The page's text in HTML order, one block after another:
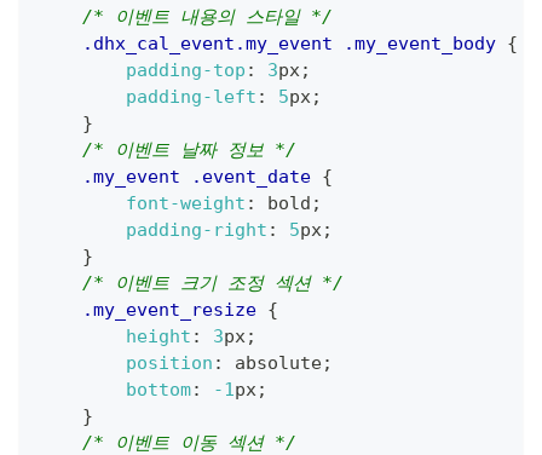
/* 이벤트 내용의 스타일 */
.dhx_cal_event .my_event .my_event_body {
padding-top : 3px;
padding-left : 5px;
}
/* 이벤트 날짜 정보 */
.my_event
.event_date {
font-weight : bold ;
padding-right : 5px;
}
/* 이벤트 크기 조정 섹션 */
.my_event_resize {
height : 3px;
position : absolute;
bottom: -1px;
}
/* 이벤트 이동 섹션 */